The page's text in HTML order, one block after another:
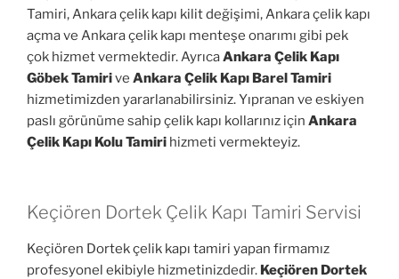
Tamiri, Ankara çelik kapı kilit değişimi, Ankara çelik kapı
açma ve Ankara çelik kapı menteşe onarımı gibi pek
çok hizmet vermektedir. AyrıcaAnkara Çelik Kapı
Göbek Tamirive Ankara Çelik Kapı Barel Tamiri
hizmetimizden yararlanabilirsiniz. Yıpranan ve eskiyen
paslı görünüme sahip çelik kapı kollarınız için Ankara
Çelik Kapı Kolu Tamiri hizmeti vermekteyiz.
Keçiören Dortek Çelik Kapı Tamiri Servisi
Keçiören Dortek çelik kapı tamiri yapan firmamız
profesyonel ekibiyle hizmetinizdedir. Keçiören Dortek